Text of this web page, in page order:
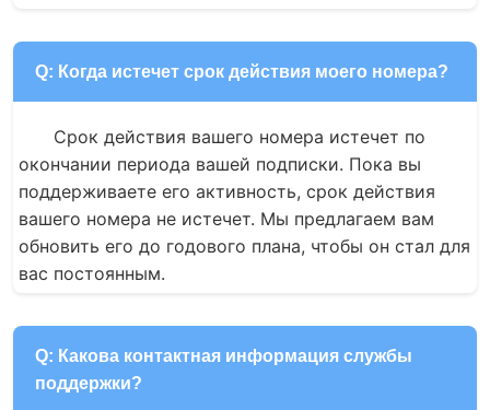
Q: Когда истечет срок действия моего номера?
Срок действия вашего номера истечет по
окончании периода вашей подписки. Пока вы
поддерживаете его активность, срок действия
вашего номера не истечет. Мы предлагаем вам
обновить его до годового плана, чтобы он стал для
вас постоянным.
Q: Какова контактная информация службы
поддержки?